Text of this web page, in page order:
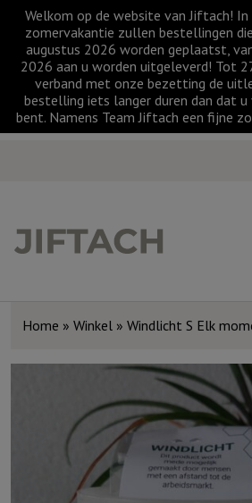
Welkom op de website van Jiftach!
zomervakantie zullen bestellingen
augustus 2026 worden geplaatst,
2026 aan u worden uitgeleverd! Tot
verband met onze bezetting de
bestelling iets langer duren dan dat u
bent. Namens Team Jiftach een fijne
Home » Winkel » Windlicht S Elk